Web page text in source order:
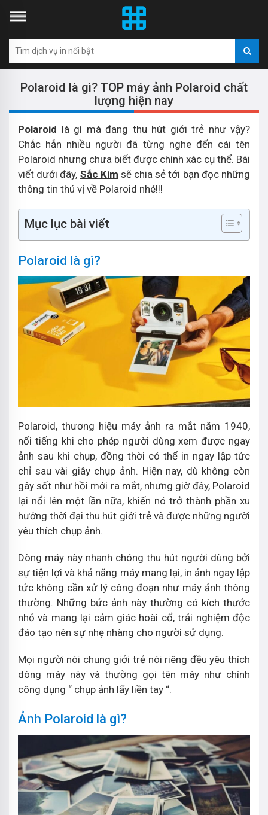
Polaroid là gì? TOP máy ảnh Polaroid chất
lượng hiện nay
Polaroid là gì mà đang thu hút giới trẻ như vậy?
Chắc hẳn nhiều người đã từng nghe đến cái tên
Polaroid nhưng chưa biết được chính xác cụ thể. Bài
viết dưới đây, Sắc Kim sẽ chia sẻ tới bạn đọc những
thông tin thú vị về Polaroid nhé!!!
Mục lục bài viết
Polaroid là gì?
Polaroid, thương hiệu máy ảnh ra mắt năm 1940,
nổi tiếng khi cho phép người dùng xem được ngay
ảnh sau khi chụp, đồng thời có thể in ngay lập tức
chỉ sau vài giây chụp ảnh. Hiện nay, dù không còn
gây sốt như hồi mới ra mắt, nhưng giờ đây, Polaroid
lại nổi lên một lần nữa, khiến nó trở thành phần xu
hướng thời đại thu hút giới trẻ và được những người
yêu thích chụp ảnh.
Dòng máy này nhanh chóng thu hút người dùng bởi
sự tiện lợi và khả năng máy mang lại, in ảnh ngay lập
tức không cần xử lý công đoạn như máy ảnh thông
thường. Những bức ảnh này thường có kích thước
nhỏ và mang lại cảm giác hoài cổ, trải nghiệm độc
đáo tạo nên sự nhẹ nhàng cho người sử dụng.
Mọi người nói chung giới trẻ nói riêng đều yêu thích
dòng máy này và thường gọi tên máy như chính
công dụng “ chụp ảnh lấy liền tay “.
Ảnh Polaroid là gì?